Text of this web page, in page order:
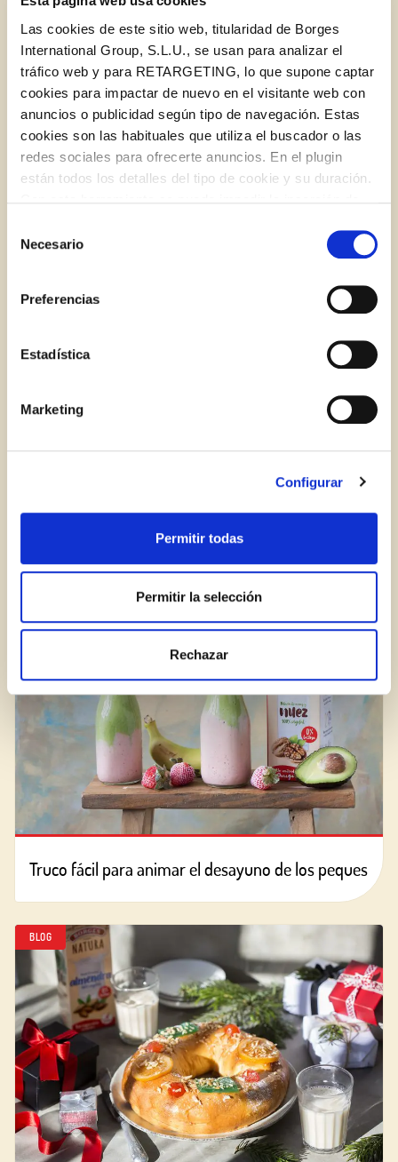
Las cookies de este sitio web, titularidad de Borges
International Group, S.L.U., se usan para analizar el
tráfico web y para RETARGETING, lo que supone captar
cookies para impactar de nuevo en el visitante web con
anuncios o publicidad según tipo de navegación. Estas
cookies son las habituales que utiliza el buscador o las
redes sociales para ofrecerte anuncios. En el plugin
están todos los detalles del tipo de cookie y su duración.
la web aparece cómo evitar las cookies en el navegador.
Si se desea ver otra vez esta notificación navegar en
privado y aparecerá de nuevo. Le informamos que aún
no habiendo aceptado las cookies de analytics, Google
identifican de ninguna forma.
Necesario
Preferencias
Estadística
Marketing
Configurar
Permitir todas
Permitir la selección
Rechazar
Mejora tus ensaladas con aceite de oliva virgen
extra
BLOG
Truco para preparar la mejor tortilla (con un
toque de bebida vegetal)
Truco fácil para animar el desayuno de los peques
BLOG
Log in with Google